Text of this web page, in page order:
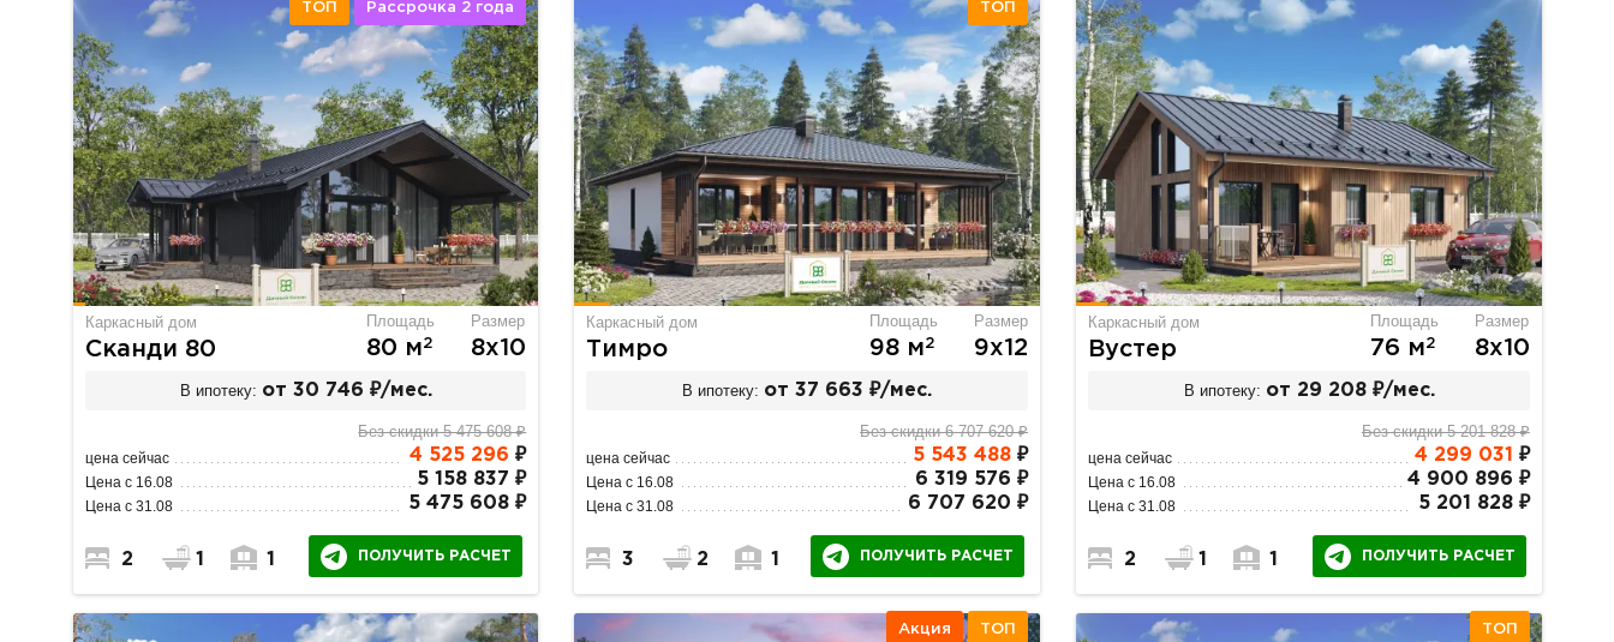
ТОП Рассрочка 2 года
Каркасный дом
Сканди 80
Площадь
80 м2
Размер
8х10
В ипотеку: от 30 746 ₽/мес.
Без скидки 5 475 608 ₽
цена сейчас 4 525 296 ₽
Цена с 16.08 5 158 837 ₽
Цена с 31.08 5 475 608 ₽
2 1 1 ПОЛУЧИТЬ РАСЧЕТ
ТОП
Каркасный дом
Тимро
Площадь
98 м2
Размер
9х12
В ипотеку: от 37 663 ₽/мес.
Без скидки 6 707 620 ₽
цена сейчас 5 543 488 ₽
Цена с 16.08 6 319 576 ₽
Цена с 31.08 6 707 620 ₽
3 2 1 ПОЛУЧИТЬ РАСЧЕТ
Каркасный дом
Вустер
Площадь
76 м2
Размер
8х10
В ипотеку: от 29 208 ₽/мес.
Без скидки 5 201 828 ₽
цена сейчас 4 299 031 ₽
Цена с 16.08 4 900 896 ₽
Цена с 31.08 5 201 828 ₽
2 1 1 ПОЛУЧИТЬ РАСЧЕТ
Акция ТОП ТОП